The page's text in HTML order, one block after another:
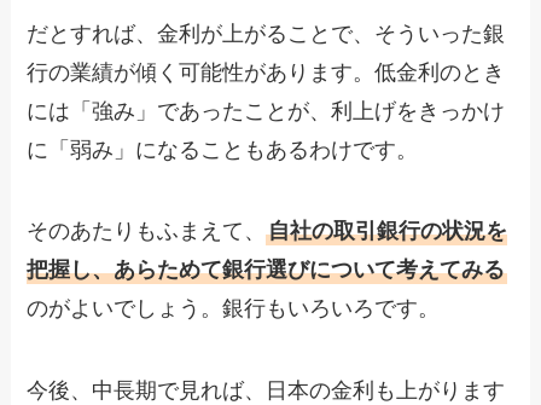
だとすれば、金利が上がることで、そういった銀
行の業績が傾く可能性があります。低金利のとき
には「強み」であったことが、利上げをきっかけ
に「弱み」になることもあるわけです。
そのあたりもふまえて、自社の取引銀行の状況を
把握し、あらためて銀行選びについて考えてみる
のがよいでしょう。銀行もいろいろです。
今後、中長期で見れば、日本の金利も上がります